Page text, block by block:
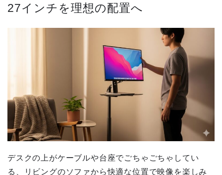
27インチを理想の配置へ
デスクの上がケーブルや台座でごちゃごちゃしてい
る、リビングのソファから快適な位置で映像を楽しみ